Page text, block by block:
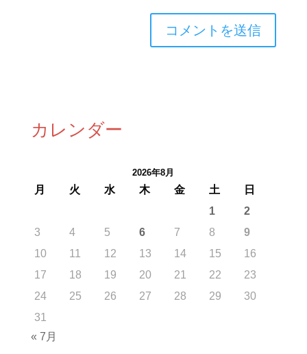
カレンダー
2026年8月
月 火 水 木 金 土
日
1
2
3
4 5 6 7 8
9
10
11 12 13 14 15
16
17
18 19 20 21 22
23
24
25 26 27 28 29
30
31
« 7月